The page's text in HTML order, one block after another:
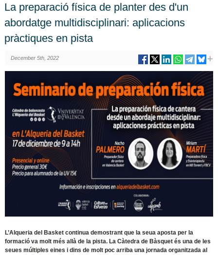
La preparació física de planter des d'un
abordatge multidisciplinari: aplicacions
pràctiques en pista
December 5th, 2022
L’Alqueria del Basket continua demostrant que la seua aposta per la
formació va molt més allà de la pista. La Càtedra de Bàsquet és una de les
seues múltiples eines i dins de molt poc arriba una jornada organitzada al